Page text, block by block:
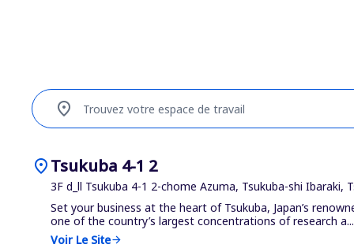
Trouvez votre espace de travail
location_on
location_onTsukuba 4-1 2
3F d_ll Tsukuba 4-1 2-chome Azuma, Tsukuba-shi Ibaraki,
Set your business at the heart of Tsukuba, Japan’s
one of the country’s largest concentrations of research a...
Voir Le Sitearrow_forward